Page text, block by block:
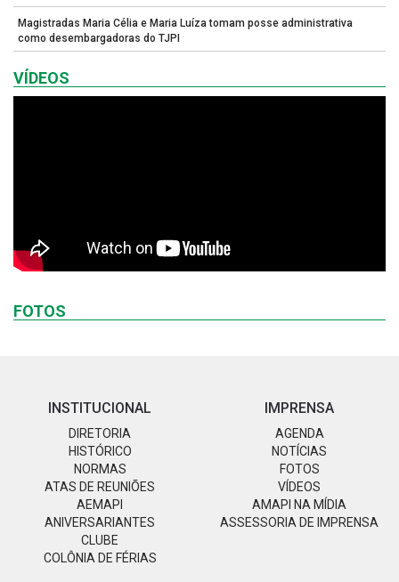
Magistradas Maria Célia e Maria Luíza tomam posse administrativa
como desembargadoras do TJPI
VÍDEOS
FOTOS
INSTITUCIONAL
DIRETORIA
HISTÓRICO
NORMAS
ATAS DE REUNIÕES
AEMAPI
ANIVERSARIANTES
CLUBE
COLÔNIA DE FÉRIAS
IMPRENSA
AGENDA
NOTÍCIAS
FOTOS
VÍDEOS
AMAPI NA MÍDIA
ASSESSORIA DE IMPRENSA